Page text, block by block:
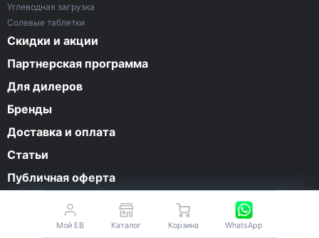
Углеводная загрузка
Солевые таблетки
Скидки и акции
Партнерская программа
Для дилеров
Бренды
Доставка и оплата
Статьи
Публичная оферта
КонтактыМой EB Каталог Корзина WhatsApp